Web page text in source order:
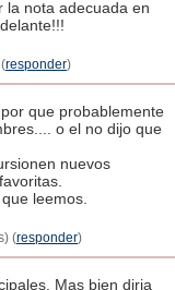
la nota adecuada en
responder)
que probablemente
o el no dijo que
nuevos
leemos.
(responder)
Mas bien diria